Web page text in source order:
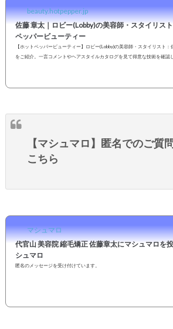
beauty.hotpepper.jp
佐藤 章太｜ロビー(Lobby)の美容師・スタイリス
ペッパービューティー
【ホットペッパービューティー】ロビー(Lobby)の美容師・スタイリスト：
をご紹介。一言コメントやヘアスタイルカタログを見て得意な技術を確認
【マシュマロ】匿名でのご質
こちら
マシュマロ
代官山 美容院 縮毛矯正 佐藤章太にマシュマロを投げる | マ
シュマロ
匿名のメッセージを受け付けています。